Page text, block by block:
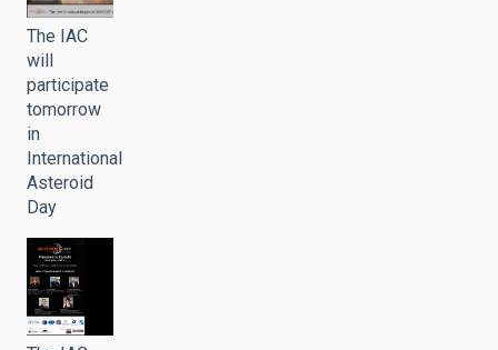
The IAC
will
participate
tomorrow
in
International
Asteroid
Day